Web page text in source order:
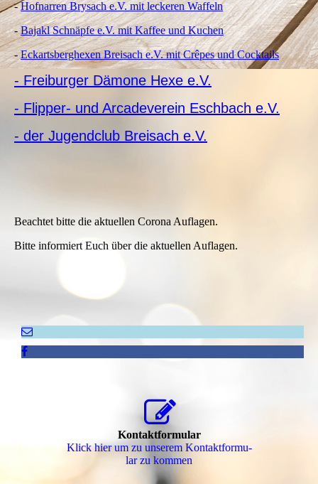
-Hofnarren Brysach e.V. mit leckeren Waffeln
-Bajakl Schnäpfe e.V. mit Kaffee und Kuchen
-Eckartsberghexen Breisach e.V. mit Crêpes und Cocktails
- Freiburger Dämone Hexe e.V.
- Flipper- und Arcadeverein Eschbach e.V.
- der Jugendclub Breisach e.V.
Beachtet bitte die aktuellen Corona Auflagen.
Bitte informiert Euch über die aktuellen Auflagen.
Kontaktformular
Klick hier um zu unserem Kon­takt­for­mu­
lar zu kommen